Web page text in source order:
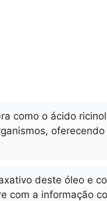
como o ácido
oferecendo
deste óleo e
com a informação